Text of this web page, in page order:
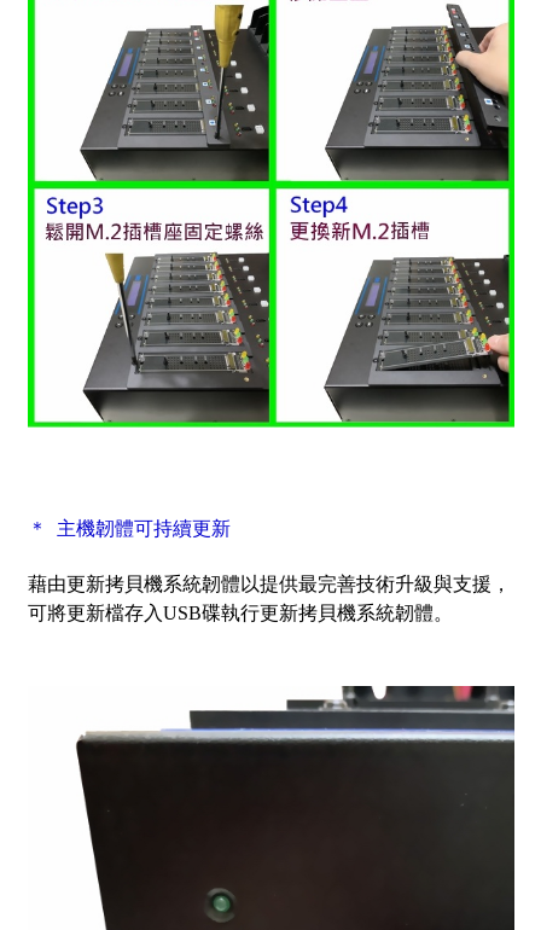
＊ 主機韌體可持續更新
藉由更新拷貝機系統韌體以提供最完善技術升級與支援，
可將更新檔存入USB碟執行更新拷貝機系統韌體。